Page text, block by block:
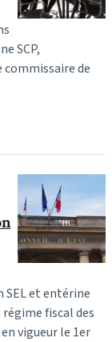
SCP,
de
SEL et entérine
fiscal des
vigueur le 1er